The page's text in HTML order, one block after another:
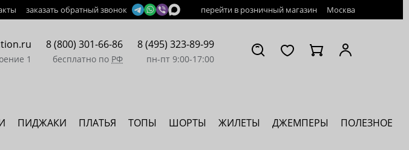
заказать обратный звонок перейти в розничный магазин Москва
1
8 (800) 301-66-86
бесплатно по РФ
8 (495) 323-89-99
пн-пт 9:00-17:00
ПИДЖАКИ ПЛАТЬЯ ТОПЫ ШОРТЫ ЖИЛЕТЫ ДЖЕМПЕРЫ ПОЛЕЗНОЕ